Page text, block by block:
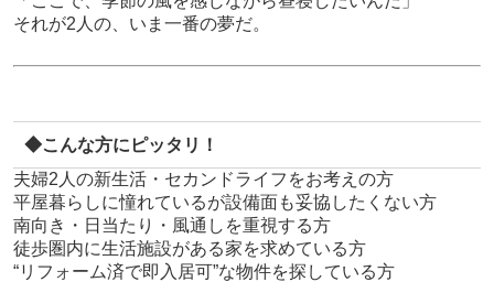
それが2人の、いま一番の夢だ。
◆こんな方にピッタリ！
夫婦2人の新生活・セカンドライフをお考えの方
平屋暮らしに憧れているが設備面も妥協したくない方
南向き・日当たり・風通しを重視する方
徒歩圏内に生活施設がある家を求めている方
“リフォーム済で即入居可”な物件を探している方